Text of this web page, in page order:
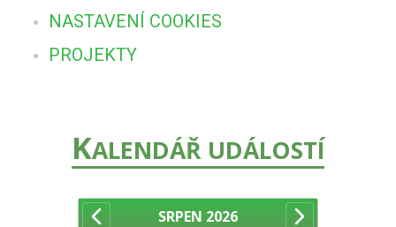
NASTAVENÍ COOKIES
PROJEKTY
KALENDÁŘ UDÁLOSTÍ
SRPEN 2026